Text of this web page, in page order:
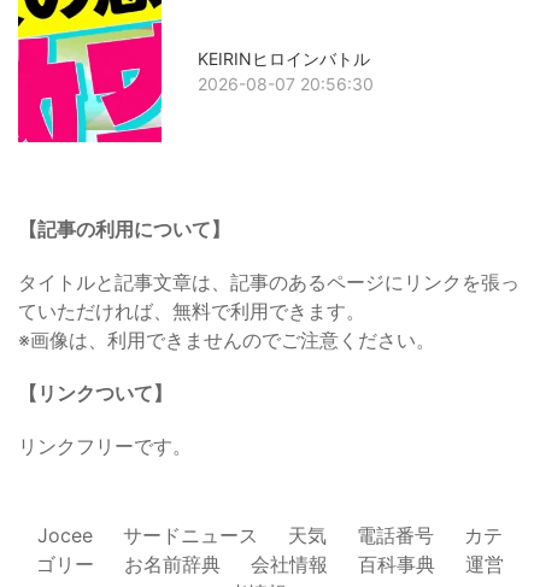
KEIRINヒロインバトル
2026-08-07 20:56:30
【記事の利用について】
タイトルと記事文章は、記事のあるページにリンクを張っ
ていただければ、無料で利用できます。
※画像は、利用できませんのでご注意ください。
【リンクついて】
リンクフリーです。
Jocee サードニュース 天気 電話番号
カテ
ゴリー
お名前辞典 会社情報 百科事典
運営